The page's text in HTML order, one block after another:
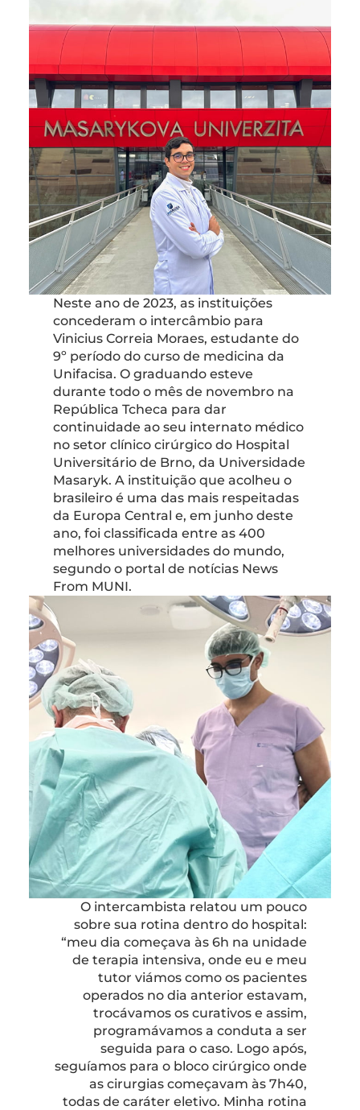
Neste ano de 2023, as instituições
concederam o intercâmbio para
Vinicius Correia Moraes, estudante do
9º período do curso de medicina da
Unifacisa. O graduando esteve
durante todo o mês de novembro na
República Tcheca para dar
continuidade ao seu internato médico
no setor clínico cirúrgico do Hospital
Universitário de Brno, da Universidade
Masaryk. A instituição que acolheu o
brasileiro é uma das mais respeitadas
da Europa Central e, em junho deste
ano, foi classificada entre as 400
melhores universidades do mundo,
segundo o portal de notícias News
From MUNI.
O intercambista relatou um pouco
sobre sua rotina dentro do hospital:
“meu dia começava às 6h na unidade
de terapia intensiva, onde eu e meu
tutor viámos como os pacientes
operados no dia anterior estavam,
trocávamos os curativos e assim,
programávamos a conduta a ser
seguida para o caso. Logo após,
seguíamos para o bloco cirúrgico onde
as cirurgias começavam às 7h40,
todas de caráter eletivo. Minha rotina